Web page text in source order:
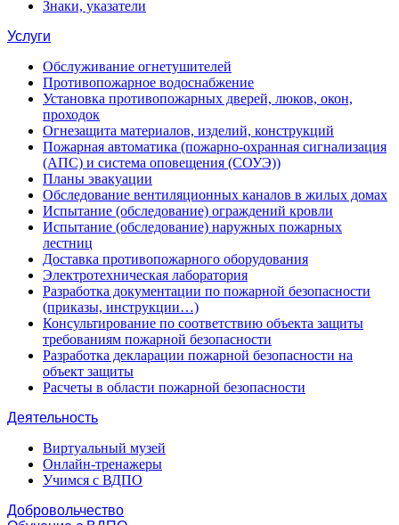
Знаки, указатели
Услуги
Обслуживание огнетушителей
Противопожарное водоснабжение
Установка противопожарных дверей, люков, окон,
проходок
Огнезащита материалов, изделий, конструкций
Пожарная автоматика (пожарно-охранная сигнализация
(АПС) и система оповещения (СОУЭ))
Планы эвакуации
Обследование вентиляционных каналов в жилых домах
Испытание (обследование) ограждений кровли
Испытание (обследование) наружных пожарных
лестниц
Доставка противопожарного оборудования
Электротехническая лаборатория
Разработка документации по пожарной безопасности
(приказы, инструкции…)
Консультирование по соответствию объекта защиты
требованиям пожарной безопасности
Разработка декларации пожарной безопасности на
объект защиты
Расчеты в области пожарной безопасности
Деятельность
Виртуальный музей
Онлайн-тренажеры
Учимся с ВДПО
Добровольчество